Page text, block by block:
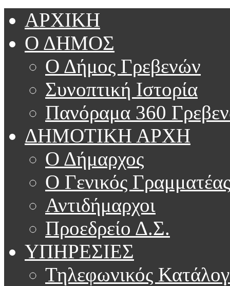
ΑΡΧΙΚΗ
Ο ΔΗΜΟΣ
Ο Δήμος Γρεβενών
Συνοπτική Ιστορία
Πανόραμα 360
ΔΗΜΟΤΙΚΗ ΑΡΧΗ
Ο Δήμαρχος
Ο Γενικός Γραμματέας
Αντιδήμαρχοι
Προεδρείο Δ.Σ.
ΥΠΗΡΕΣΙΕΣ
Τηλεφωνικός